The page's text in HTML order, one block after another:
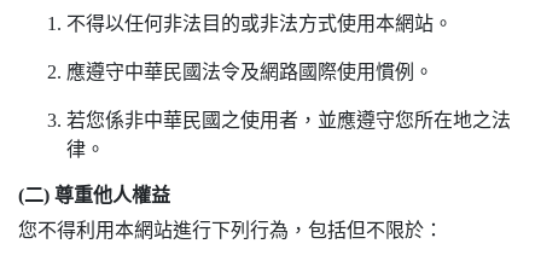
不得以任何非法目的或非法方式使用本網站。
應遵守中華民國法令及網路國際使用慣例。
若您係非中華民國之使用者，並應遵守您所在地之法
律。
(二) 尊重他人權益
您不得利用本網站進行下列行為，包括但不限於：